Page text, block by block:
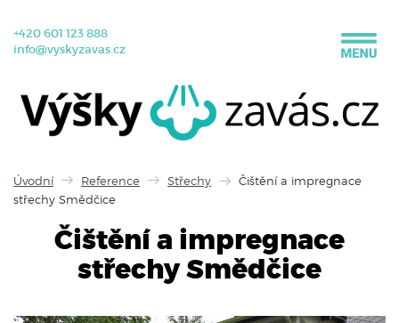
+420 601 123 888
info@vyskyzavas.cz
Úvodní Reference Střechy
Čištění a impregnace
střechy Smědčice
Čištění a impregnace
střechy Smědčice